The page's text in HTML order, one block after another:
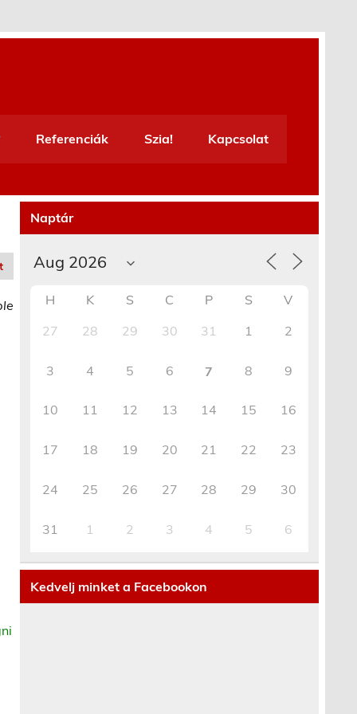
Referenciák Szia! Kapcsolat
Naptár
H K S C P S
V
27
28 29 30 31 1 2
3 4 5 6 7 8 9
10 11 12 13 14 15 16
17 18 19 20 21 22 23
24 25 26 27 28 29 30
31 1 2 3 4 5 6
Kedvelj minket a Facebookon